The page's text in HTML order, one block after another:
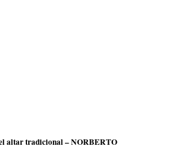
altar tradicional – NORBERTO